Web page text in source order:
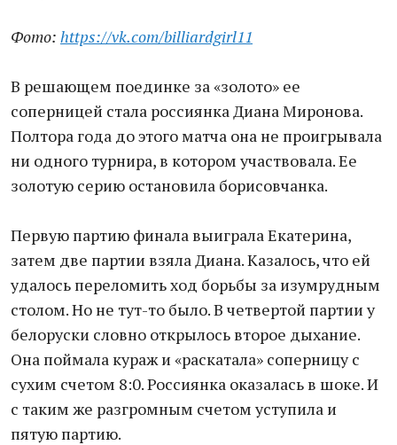
Фото: https://vk.com/billiardgirl11
В решающем поединке за «золото» ее
соперницей стала россиянка Диана Миронова.
Полтора года до этого матча она не проигрывала
ни одного турнира, в котором участвовала. Ее
золотую серию остановила борисовчанка.
Первую партию финала выиграла Екатерина,
затем две партии взяла Диана. Казалось, что ей
удалось переломить ход борьбы за изумрудным
столом. Но не тут-то было. В четвертой партии у
белоруски словно открылось второе дыхание.
Она поймала кураж и «раскатала» соперницу с
сухим счетом 8:0. Россиянка оказалась в шоке. И
с таким же разгромным счетом уступила и
пятую партию.